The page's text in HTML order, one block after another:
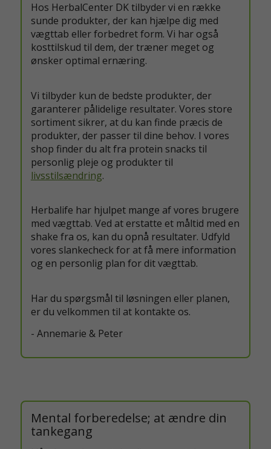
Hos HerbalCenter DK tilbyder vi en række
sunde produkter, der kan hjælpe dig med
vægttab eller forbedret form. Vi har også
kosttilskud til dem, der træner meget og
ønsker optimal ernæring.
Vi tilbyder kun de bedste produkter, der
garanterer pålidelige resultater. Vores store
sortiment sikrer, at du kan finde præcis de
produkter, der passer til dine behov. I vores
shop finder du alt fra protein snacks til
personlig pleje og produkter til
livsstilsændring.
Herbalife har hjulpet mange af vores brugere
med vægttab. Ved at erstatte et måltid med en
shake fra os, kan du opnå resultater. Udfyld
vores slankecheck for at få mere information
og en personlig plan for dit vægttab.
Har du spørgsmål til løsningen eller planen,
er du velkommen til at kontakte os.
- Annemarie & Peter
Mental forberedelse; at ændre din
tankegang